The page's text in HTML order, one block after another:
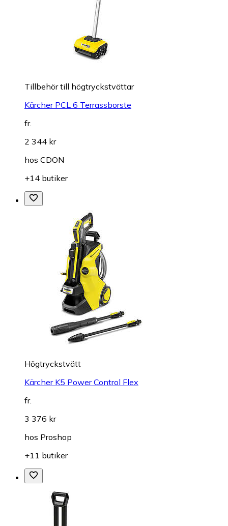
Tillbehör till högtryckstvättar
Kärcher PCL 6 Terrassborste
fr.
2 344 kr
hos CDON
+14 butiker
Högtryckstvätt
Kärcher K5 Power Control Flex
fr.
3 376 kr
hos Proshop
+11 butiker